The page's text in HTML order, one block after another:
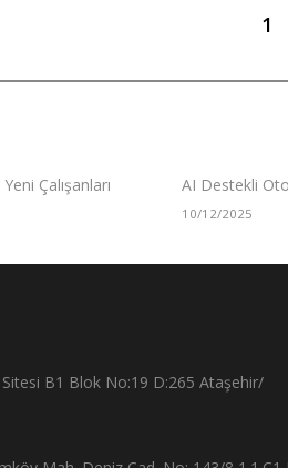
1
Çalışanları AI Destekli
10/12/2025
B1 Blok No:19 D:265 Ataşehir/